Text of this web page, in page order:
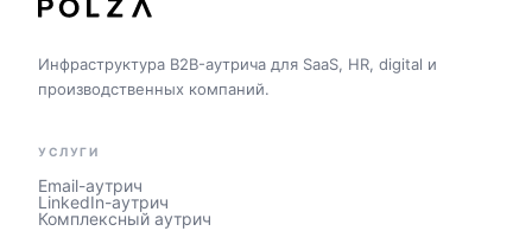
Инфраструктура B2B-аутрича для SaaS, HR, digital и
производственных компаний.
УСЛУГИ
Email-аутрич
LinkedIn-аутрич
Комплексный аутрич